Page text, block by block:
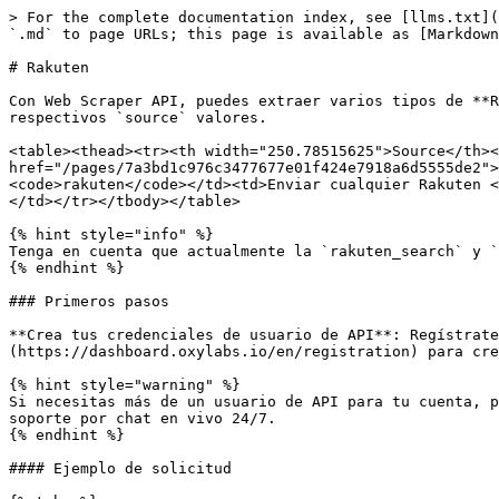
> For the complete documentation index, see [llms.txt](https://developers.oxylabs.io/llms.txt). Markdown versions of documentation pages are available by appending `.md` to page URLs; this page is available as [Markdown](https://developers.oxylabs.io/api-targets/es/comercio-electronico/rakuten.md).

# Rakuten

Con Web Scraper API, puedes extraer varios tipos de **Rakuten** de páginas; a continuación se muestra una descripción general de todos los scrapers compatibles y sus respectivos `source` valores.

<table><thead><tr><th width="250.78515625">Source</th><th>Descripción</th></tr></thead><tbody><tr><td><code>rakuten_search</code></td><td><a href="/pages/7a3bd1c976c3477677e01f424e7918a6d5555de2"><strong>Página de búsqueda</strong></a> para un término de búsqueda de tu elección.</td></tr><tr><td><code>rakuten</code></td><td>Enviar cualquier Rakuten <a href="/pages/6ca22e9445ade9acd44878b6b13bf05c1e3e73ac"><strong>URL</strong></a> de Mercado Libre que quieras.</td></tr></tbody></table>

{% hint style="info" %}
Tenga en cuenta que actualmente la `rakuten_search` y `rakuten` fuentes solo admiten el `com.tw` dominio de nivel superior.
{% endhint %}

### Primeros pasos

**Crea tus credenciales de usuario de API**: Regístrate para una prueba gratuita o compra el producto en el [**panel de Oxylabs**](https://dashboard.oxylabs.io/en/registration) para crear tus credenciales de usuario de API (`USERNAME` y `PASSWORD`).

{% hint style="warning" %}
Si necesitas más de un usuario de API para tu cuenta, ponte en contacto con nuestro [**soporte al cliente**](mailto:support@oxylabs.io) o envía un mensaje a nuestro soporte por chat en vivo 24/7.
{% endhint %}

#### Ejemplo de solicitud

{% tabs %}
{% tab title="cURL" %}

```shell
curl 'https://realtime.oxylabs.io/v1/queries' \
--user 'USERNAME:PASSWORD' \
-H 'Content-Type: application/json' \
-d '{
        "source": "rakuten_search", 
        "query": "iphone"
    }'
```

{% endtab %}

{% tab title="Python" %}

```python
import requests
from pprint import pprint


# Estructura la carga útil.
payload = {
    'source': 'rakuten_search',
    'query': 'iphone'
}

# Obtén la respuesta.
response = requests.request(
    'POST',
    'https://realtime.oxylabs.io/v1/queries',
    auth=('USERNAME', 'PASSWORD'),
    json=payload
)

# En lugar de una respuesta con el estado del trabajo y la URL de resultados, esto devolverá la
# respuesta JSON con el resultado.
pprint(response.json())
```

{% endtab %}

{% tab title="Node.js" %}

```javascript
const https = require("https");

const username = "USERNAME";
const password = "PASSWORD";
const body = {
    source: "rakuten_search",
    query: "iphone"
};

const options = {
    hostname: "realtime.oxylabs.io",
    path: "/v1/queries",
    method: "POST",
    headers: {
        "Content-Type": "application/json",
        Authorization:
            "Basic " + Buffer.from(`${username}:${password}`).toString("base64"),
    },
};

const request = https.request(options, (response) => {
    let data = "";

    response.on("data", (chunk) => {
        data += chunk;
    });

    response.on("end", () => {
        const responseData = JSON.parse(data);
        console.log(JSON.stringify(responseData, null, 2));
    });
});